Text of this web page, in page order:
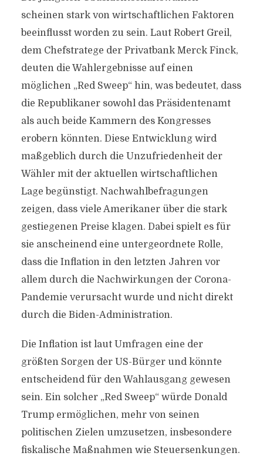
scheinen stark von wirtschaftlichen Faktoren
beeinflusst worden zu sein. Laut Robert Greil,
dem Chefstratege der Privatbank Merck Finck,
deuten die Wahlergebnisse auf einen
möglichen „Red Sweep“ hin, was bedeutet, dass
die Republikaner sowohl das Präsidentenamt
als auch beide Kammern des Kongresses
erobern könnten. Diese Entwicklung wird
maßgeblich durch die Unzufriedenheit der
Wähler mit der aktuellen wirtschaftlichen
Lage begünstigt. Nachwahlbefragungen
zeigen, dass viele Amerikaner über die stark
gestiegenen Preise klagen. Dabei spielt es für
sie anscheinend eine untergeordnete Rolle,
dass die Inflation in den letzten Jahren vor
allem durch die Nachwirkungen der Corona-
Pandemie verursacht wurde und nicht direkt
durch die Biden-Administration.
Die Inflation ist laut Umfragen eine der
größten Sorgen der US-Bürger und könnte
entscheidend für den Wahlausgang gewesen
sein. Ein solcher „Red Sweep“ würde Donald
Trump ermöglichen, mehr von seinen
politischen Zielen umzusetzen, insbesondere
fiskalische Maßnahmen wie Steuersenkungen.